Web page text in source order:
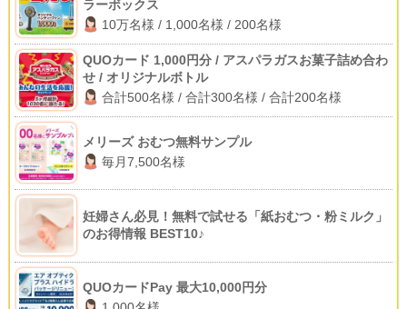
ラーボックス
10万名様 / 1,000名様 / 200名様
QUOカード 1,000円分 / アスパラガスお菓子詰め合わ
せ / オリジナルボトル
合計500名様 / 合計300名様 / 合計200名様
メリーズ おむつ無料サンプル
毎月7,500名様
妊婦さん必見！無料で試せる「紙おむつ・粉ミルク」
のお得情報 BEST10♪
QUOカードPay 最大10,000円分